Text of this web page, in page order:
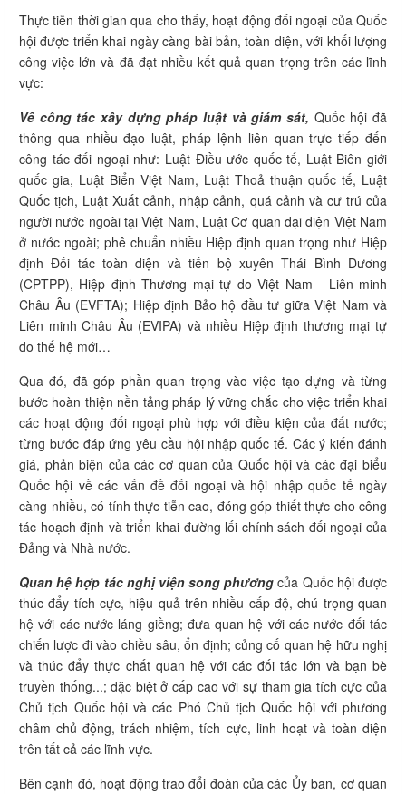
Thực tiễn thời gian qua cho thấy, hoạt động đối ngoại của Quốc
hội được triển khai ngày càng bài bản, toàn diện, với khối lượng
công việc lớn và đã đạt nhiều kết quả quan trọng trên các lĩnh
vực:
Về công tác xây dựng pháp luật và giám sát, Quốc hội đã
thông qua nhiều đạo luật, pháp lệnh liên quan trực tiếp đến
công tác đối ngoại như: Luật Điều ước quốc tế, Luật Biên giới
quốc gia, Luật Biển Việt Nam, Luật Thoả thuận quốc tế, Luật
Quốc tịch, Luật Xuất cảnh, nhập cảnh, quá cảnh và cư trú của
người nước ngoài tại Việt Nam, Luật Cơ quan đại diện Việt Nam
ở nước ngoài; phê chuẩn nhiều Hiệp định quan trọng như Hiệp
định Đối tác toàn diện và tiến bộ xuyên Thái Bình Dương
(CPTPP), Hiệp định Thương mại tự do Việt Nam - Liên minh
Châu Âu (EVFTA); Hiệp định Bảo hộ đầu tư giữa Việt Nam và
Liên minh Châu Âu (EVIPA) và nhiều Hiệp định thương mại tự
do thế hệ mới…
Qua đó, đã góp phần quan trọng vào việc tạo dựng và từng
bước hoàn thiện nền tảng pháp lý vững chắc cho việc triển khai
các hoạt động đối ngoại phù hợp với điều kiện của đất nước;
từng bước đáp ứng yêu cầu hội nhập quốc tế. Các ý kiến đánh
giá, phản biện của các cơ quan của Quốc hội và các đại biểu
Quốc hội về các vấn đề đối ngoại và hội nhập quốc tế ngày
càng nhiều, có tính thực tiễn cao, đóng góp thiết thực cho công
tác hoạch định và triển khai đường lối chính sách đối ngoại của
Đảng và Nhà nước.
Quan hệ hợp tác nghị viện song phươngcủa Quốc hội được
thúc đẩy tích cực, hiệu quả trên nhiều cấp độ, chú trọng quan
hệ với các nước láng giềng; đưa quan hệ với các nước đối tác
chiến lược đi vào chiều sâu, ổn định; củng cố quan hệ hữu nghị
và thúc đẩy thực chất quan hệ với các đối tác lớn và bạn bè
truyền thống...; đặc biệt ở cấp cao với sự tham gia tích cực của
Chủ tịch Quốc hội và các Phó Chủ tịch Quốc hội với phương
châm chủ động, trách nhiệm, tích cực, linh hoạt và toàn diện
trên tất cả các lĩnh vực.
Bên cạnh đó, hoạt động trao đổi đoàn của các Ủy ban, cơ quan